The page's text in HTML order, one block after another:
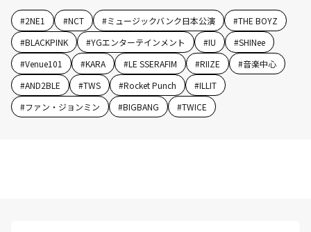
#2NE1 #NCT #ミュージックバンク日本公演 #THE BOYZ
#BLACKPINK #YGエンターテインメント #IU #SHINee
#Venue101 #KARA #LE SSERAFIM #RIIZE #音楽中心
#AND2BLE #TWS #Rocket Punch #ILLIT
#ファン・ジョンミン #BIGBANG #TWICE